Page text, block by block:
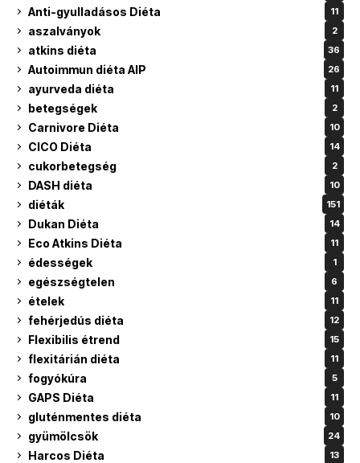
Anti-gyulladásos Diéta 11
aszalványok 2
atkins diéta 36
Autoimmun diéta AIP 26
ayurveda diéta 11
betegségek 2
Carnivore Diéta 10
CICO Diéta 14
cukorbetegség 2
DASH diéta 10
diéták 151
Dukan Diéta 14
Eco Atkins Diéta 11
édességek 1
egészségtelen 6
ételek 11
fehérjedús diéta 12
Flexibilis étrend 15
flexitárián diéta 11
fogyókúra 5
GAPS Diéta 11
gluténmentes diéta 10
gyümölcsök 24
Harcos Diéta 13